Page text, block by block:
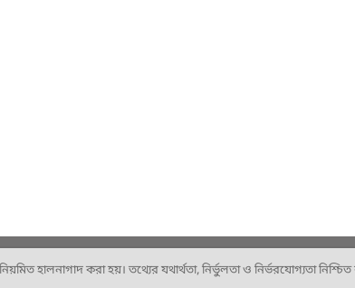
হালনাগাদ করা হয়। তথ্যের যথার্থতা, নির্ভুলতা ও নির্ভরযোগ্যতা নিশ্চিত